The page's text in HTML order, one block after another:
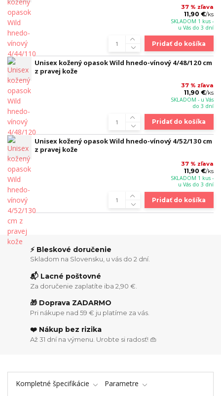
37 % zľava
11,90 €/ks
SKLADOM 1 kus -
u Vás do 3 dní
Pridať do košíka
Unisex kožený opasok Wild hnedo-vínový 4/48/120 cm
z pravej kože
37 % zľava
11,90 €/ks
SKLADOM - u Vás
do 3 dní
Pridať do košíka
Unisex kožený opasok Wild hnedo-vínový 4/52/130 cm
z pravej kože
37 % zľava
11,90 €/ks
SKLADOM 1 kus -
u Vás do 3 dní
Pridať do košíka
⚡ Bleskové doručenie
Skladom na Slovensku, u vás do 2 dní.
📬 Lacné poštovné
Za doručenie zaplatíte iba 2,90 €.
🎁 Doprava ZADARMO
Pri nákupe nad 59 € ju platíme za vás.
❤️ Nákup bez rizika
Až 31 dní na výmenu. Urobte si radosť! 👜
Kompletné špecifikácie
Parametre